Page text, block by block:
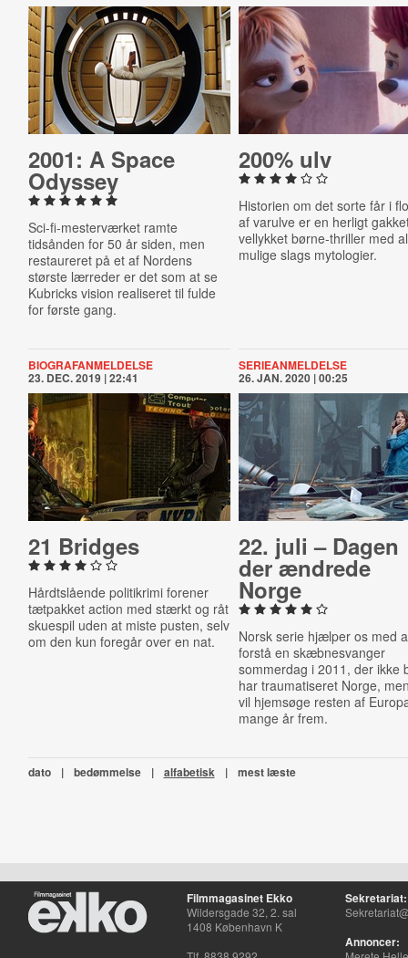
2001: A Space
Odyssey
Sci-fi-mesterværket ramte
tidsånden for 50 år siden, men
restaureret på et af Nordens
største lærreder er det som at se
Kubricks vision realiseret til fulde
for første gang.
200% ulv
Historien om det sorte får i
af varulve er en herligt
vellykket børne-thriller med
mulige slags mytologier.
BIOGRAFANMELDELSE
23. DEC. 2019 | 22:41
21 Bridges
Hårdtslående politikrimi forener
tætpakket action med stærkt og råt
skuespil uden at miste pusten, selv
om den kun foregår over en nat.
SERIEANMELDELSE
26. JAN. 2020 | 00:25
22. juli – Dagen
der ændrede
Norge
Norsk serie hjælper os med
forstå en skæbnesvanger
sommerdag i 2011, der ikke
har traumatiseret Norge,
vil hjemsøge resten af
mange år frem.
dato | bedømmelse | alfabetisk | mest læste
Filmmagasinet Ekko
Wildersgade 32, 2. sal
1408 København K
Sekretariat:
Annoncer: